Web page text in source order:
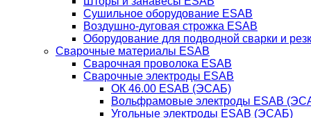
Сушильное оборудование ESAB
Воздушно-дуговая строжка ESAB
Оборудование для подводной сварки и
Сварочные материалы ESAB
Сварочная проволока ESAB
Сварочные электроды ESAB
ОК 46.00 ESAB (ЭСАБ)
Вольфрамовые электроды ESAB
Угольные электроды ESAB (ЭСАБ)